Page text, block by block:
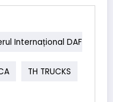
Internațional DAF
TH TRUCKS